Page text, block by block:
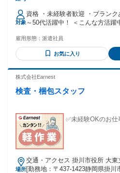
対象
資格 ・未経験者歓迎 ・ブラン
～50代活躍中！ ＜こんな方活躍中＞ ・パートやアルバイトと
た方 ・倉庫管理(倉庫/配送セン
経験がある方 ・フォークリフト
クリフト操作の経験がある方 ・
去など体を動かすことが好きな
建築・土木現場などで体を動か
雇用形態： 派遣社員
お気に入り
株式会社Earnest
検査・梱包スタッフ
✅未経験OKのお
場所
交通・アクセス 掛川市役所 大東
[勤務地：〒437-1423静岡県掛川